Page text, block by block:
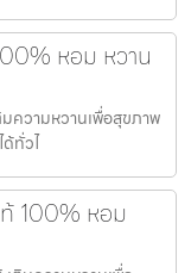
หอม หวาน
ความหวานเพื่อสุขภาพ
ทั่วไ
100% หอม